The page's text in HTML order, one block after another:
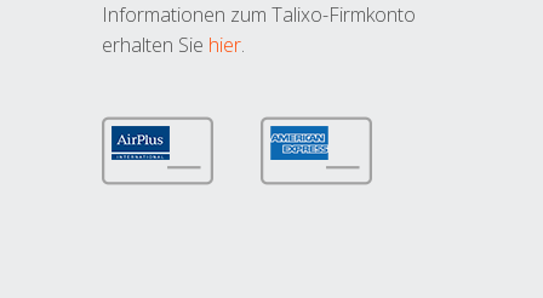
Informationen zum Talixo-Firmkonto
erhalten Sie hier.